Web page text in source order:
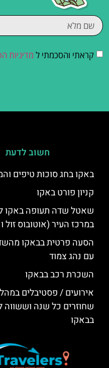
קראתי והסכמתי ל מדיניות
חשוב לדעת
באקו בחג סוכות טיפים
קניון פורט באקו
שאטל שדה תעופה באקו
במרכז העיר (אוטובוס זול
הסעה פרטית בבאקו
עם נהג צמוד
השכרת רכב בבאקו
אירועים / פסטיבלים
שחוזרים כל שנה וששווה
בבאקו